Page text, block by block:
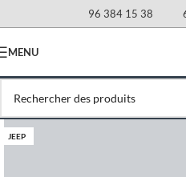
96 384 15 38
MENU
JEEP